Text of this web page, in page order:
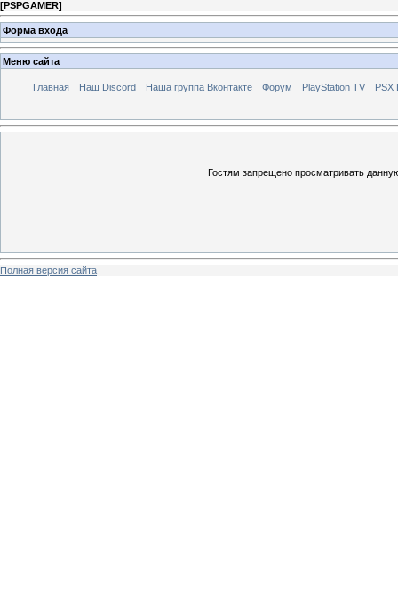
[PSPGAMER]
Форма входа
Меню сайта
Главная Наш Discord Наша группа Вконтакте Форум PlayStation TV PSX
Гостям запрещено просматривать
Полная версия сайта